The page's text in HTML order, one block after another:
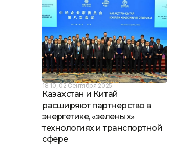
18:10, 02 Сентября 2025
Казахстан и Китай
расширяют партнерство в
энергетике, «зеленых»
технологиях и транспортной
сфере